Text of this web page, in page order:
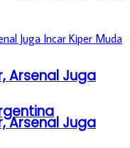
Arsenal Juga
Arsenal Juga